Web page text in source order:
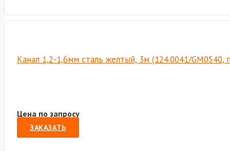
Канал 1,2-1,6мм сталь желтый, 3м (124.0041/
Цена по запросу
ЗАКАЗАТЬ